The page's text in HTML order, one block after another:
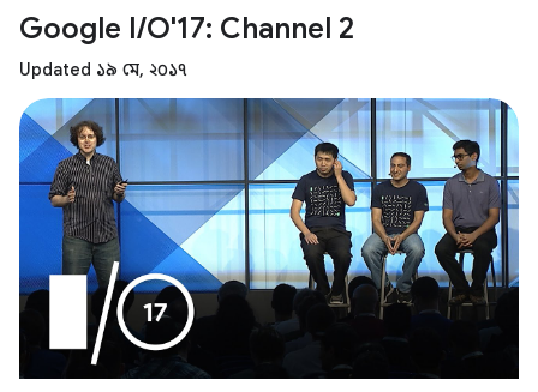
Google I/O'17: Channel 2
Updated ১৯ মে, ২০১৭